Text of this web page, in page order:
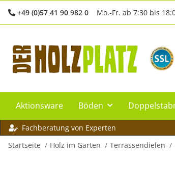
+49 (0)57 41 90 982 0 Mo.-Fr. ab 7:30 bis
Aktionsware Böden
Fachberatung von Experten
Startseite
Holz im Garten Terrassendielen